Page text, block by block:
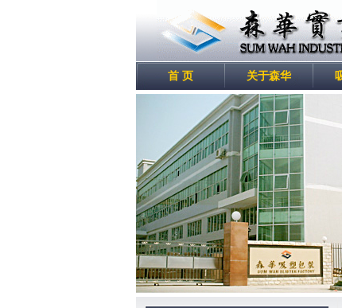
首 页 关于森华